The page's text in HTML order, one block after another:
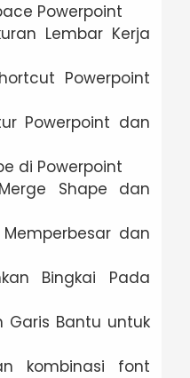
Powerpoint
Lembar Kerja
Powerpoint
Powerpoint dan
di Powerpoint
Shape dan
dan
Bingkai Pada
Garis Bantu untuk
kombinasi font